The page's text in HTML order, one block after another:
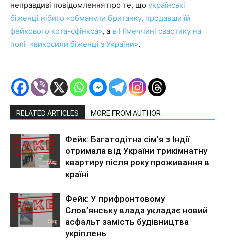
неправдиві повідомлення про те, що українські
біженці нібито «обманули британку, продавши їй
фейкового кота-сфінкса», а в Німеччині свастику на
полі «викосили біженці з України».
RELATED ARTICLES MORE FROM AUTHOR
Фейк: Багатодітна сім’я з Індії
отримала від України трикімнатну
квартиру після року проживання в
країні
Фейк: У прифронтовому
Слов’янську влада укладає новий
асфальт замість будівництва
укріплень